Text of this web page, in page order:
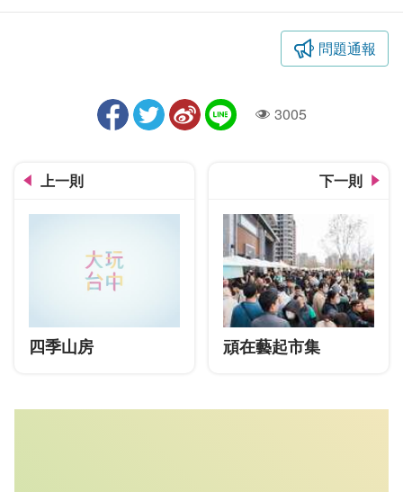
問題通報
人氣3005
上一則
四季山房
下一則
頑在藝起市集